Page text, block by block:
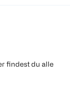
findest du alle